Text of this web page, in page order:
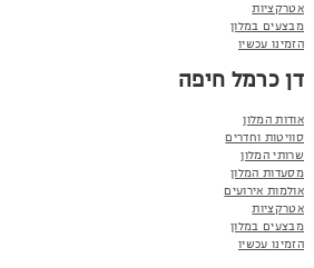
אטרקציות
מבצעים במלון
הזמינו עכשיו
דן כרמל חיפה
אודות המלון
סוויטות וחדרים
שרותי המלון
מסעדות המלון
אולמות אירועים
אטרקציות
מבצעים במלון
הזמינו עכשיו